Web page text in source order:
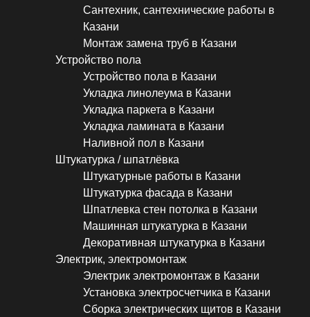
Сантехник, сантехнические работы в
Казани
Монтаж замена труб в Казани
Устройство пола
Устройство пола в Казани
Укладка линолеума в Казани
Укладка паркета в Казани
Укладка ламината в Казани
Наливной пол в Казани
Штукатурка / шпатлёвка
Штукатурные работы в Казани
Штукатурка фасада в Казани
Шпатлевка стен потолка в Казани
Машинная штукатурка в Казани
Декоративная штукатурка в Казани
Электрик, электромонтаж
Электрик электромонтаж в Казани
Установка электросчетчика в Казани
Сборка электрических щитов в Казани